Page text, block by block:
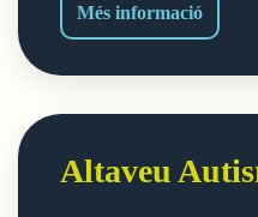
Més informacióDIKÉ
Altaveu